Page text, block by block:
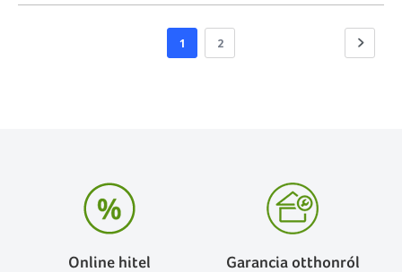
1 2
Online hitel Garancia otthonról